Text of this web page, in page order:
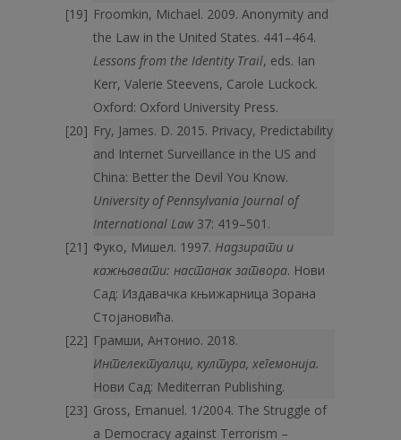
Froomkin, Michael. 2009. Anonymity and
the Law in the United States. 441–464.
Lessons from the Identity Trail, eds. Ian
Kerr, Valerie Steevens, Carole Luckock.
Oxford: Oxford University Press.
Fry, James. D. 2015. Privacy, Predictability
and Internet Surveillance in the US and
China: Better the Devil You Know.
University of Pennsylvania Journal of
International Law 37: 419–501.
Фуко, Мишел. 1997. Надзирати и
кажњавати: настанак затвора. Нови
Сад: Издавачка књижарница Зорана
Стојановића.
Грамши, Антонио. 2018.
Интелектуалци, култура, хегемонија.
Нови Сад: Mediterran Publishing.
Gross, Emanuel. 1/2004. The Struggle of
a Democracy against Terrorism –